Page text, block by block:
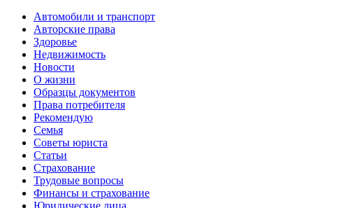
Автомобили и транспорт
Авторские права
Здоровье
Недвижимость
Новости
О жизни
Образцы документов
Права потребителя
Рекомендую
Семья
Советы юриста
Статьи
Страхование
Трудовые вопросы
Финансы и страхование